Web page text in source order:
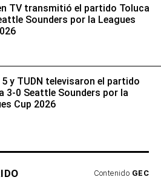
TV transmitió el partido Toluca
Sounders por la Leagues
5 y TUDN televisaron el partido
3-0 Seattle Sounders por la
Cup 2026
Contenido GEC